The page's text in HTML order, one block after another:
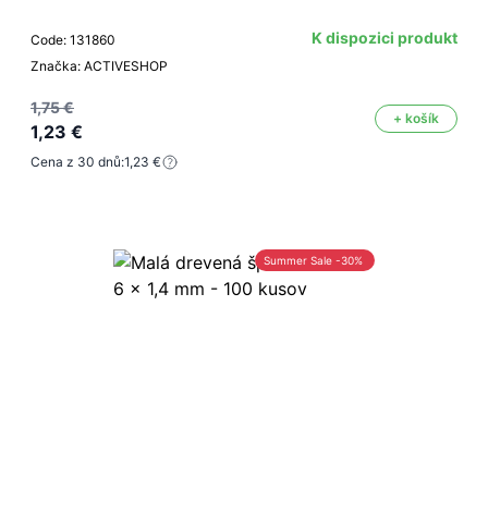
Code: 131860
Značka: ACTIVESHOP
K dispozici produkt
1,75 €
1,23 €
+ košík
Cena z 30 dnů:1,23 €
Summer Sale -30%